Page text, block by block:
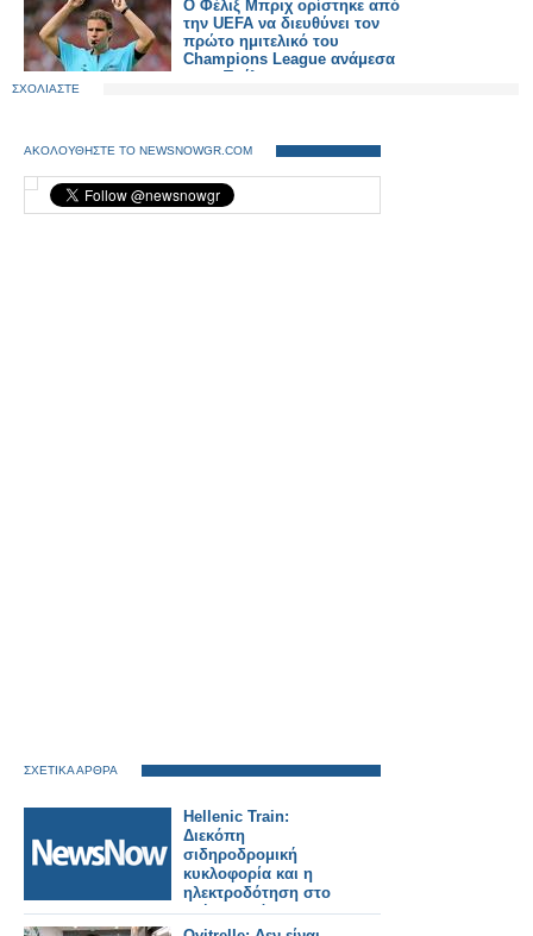
Ο Φέλιξ Μπριχ ορίστηκε από
την UEFA να διευθύνει τον
πρώτο ημιτελικό του
Champions League ανάμεσα
στην Τσέλσι και την
ΣΧΟΛΙΑΣΤΕ
ΑΚΟΛΟΥΘΗΣΤΕ ΤΟ NEWSNOWGR.COM
ΣΧΕΤΙΚΑ ΑΡΘΡΑ
Hellenic Train:
Διεκόπη
σιδηροδρομική
κυκλοφορία και η
ηλεκτροδότηση στο
τμήμα Οινόη –
Χαλκίδα, εξαιτίας